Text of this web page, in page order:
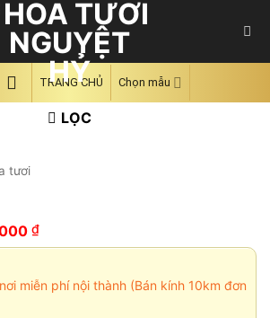
TRANG CHỦ Chọn mẫu
LỌC
tươi
₫.
₫Giá
hiện
950.000 ₫.
miễn phí nội thành (Bán kính 10km đơn